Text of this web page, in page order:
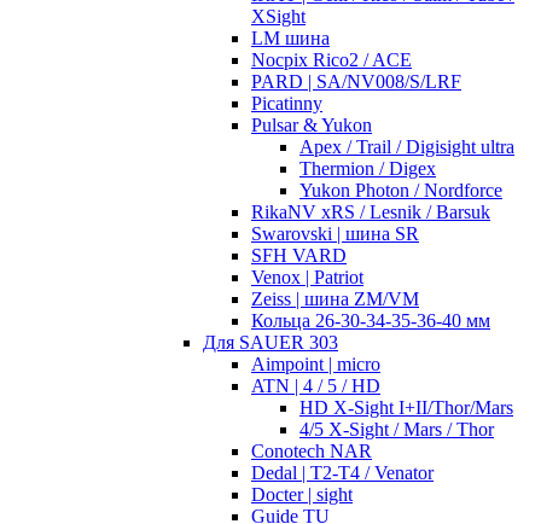
XSight
LM шина
Nocpix Rico2 / ACE
PARD | SA/NV008/S/LRF
Picatinny
Pulsar & Yukon
Apex / Trail / Digisight ultra
Thermion / Digex
Yukon Photon / Nordforce
RikaNV xRS / Lesnik / Barsuk
Swarovski | шина SR
SFH VARD
Venox | Patriot
Zeiss | шина ZM/VM
Кольца 26-30-34-35-36-40 мм
Для SAUER 303
Aimpoint | micro
ATN | 4 / 5 / HD
HD X-Sight I+II/Thor/Mars
4/5 X-Sight / Mars / Thor
Conotech NAR
Dedal | T2-T4 / Venator
Docter | sight
Guide TU